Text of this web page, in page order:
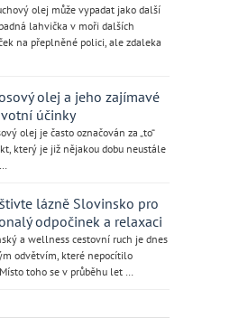
olej může vypadat jako další
lahvička v moři dalších
na přeplněné polici, ale zdaleka
olej a jeho zajímavé
účinky
olej je často označován za „to“
který je již nějakou dobu neustále
lázně Slovinsko pro
odpočinek a relaxaci
a wellness cestovní ruch je dnes
odvětvím, které nepocítilo
toho se v průběhu let …